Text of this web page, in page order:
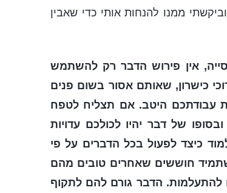
ממנו להנחות אותי כדי שאבין
אין פירוש הדבר רק להשתמש
כישרון, שאותם אסור בשום פנים
עבודתכם היטב. אם תצליח לטפח
של דבר יהיו לכולכם עדויות
כיצד לפעול בכל הדברים על פי
חוששים שאחרים טובים מהם
להתעלמות. הדבר גורם להם לתקוף